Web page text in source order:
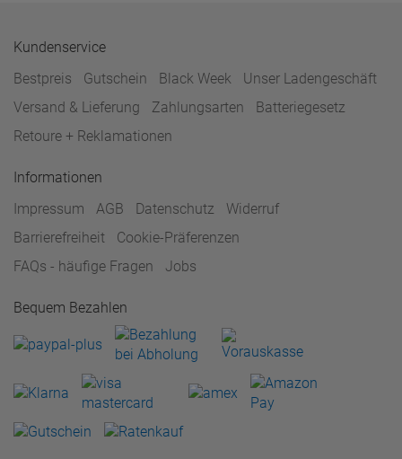
Kundenservice
Bestpreis
Gutschein Black Week
Unser Ladengeschäft
Versand & Lieferung
Zahlungsarten
Batteriegesetz
Retoure + Reklamationen
Informationen
Impressum
AGB Datenschutz
Widerruf
Barrierefreiheit
Cookie-Präferenzen
FAQs - häufige Fragen
Jobs
Bequem Bezahlen